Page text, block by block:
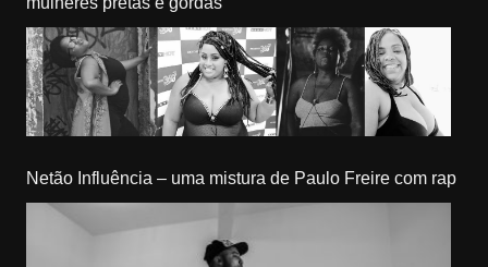
Netão Influência – uma mistura de Paulo Freire com rap